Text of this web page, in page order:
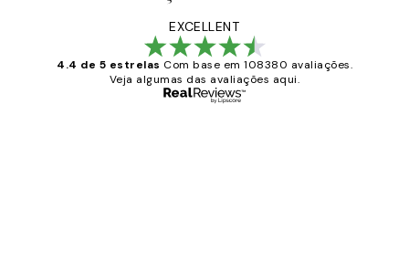
EXCELLENT
4.4 de 5 estrelas Com base em 108380 avaliações.
Veja algumas das avaliações aqui.